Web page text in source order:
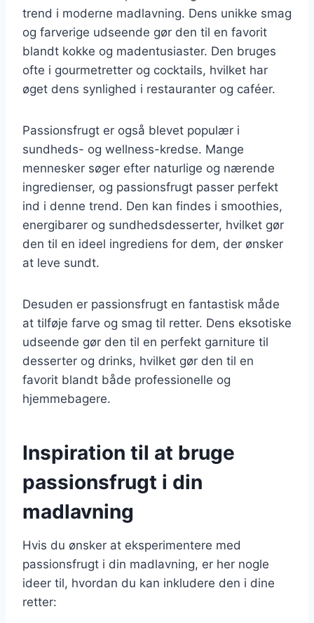
trend i moderne madlavning. Dens unikke smag
og farverige udseende gør den til en favorit
blandt kokke og madentusiaster. Den bruges
ofte i gourmetretter og cocktails, hvilket har
øget dens synlighed i restauranter og caféer.
Passionsfrugt er også blevet populær i
sundheds- og wellness-kredse. Mange
mennesker søger efter naturlige og nærende
ingredienser, og passionsfrugt passer perfekt
ind i denne trend. Den kan findes i smoothies,
energibarer og sundhedsdesserter, hvilket gør
den til en ideel ingrediens for dem, der ønsker
at leve sundt.
Desuden er passionsfrugt en fantastisk måde
at tilføje farve og smag til retter. Dens eksotiske
udseende gør den til en perfekt garniture til
desserter og drinks, hvilket gør den til en
favorit blandt både professionelle og
hjemmebagere.
Inspiration til at bruge
passionsfrugt i din
madlavning
Hvis du ønsker at eksperimentere med
passionsfrugt i din madlavning, er her nogle
ideer til, hvordan du kan inkludere den i dine
retter: